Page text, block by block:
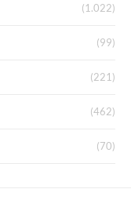
(1.022)
(99)
(221)
(462)
(70)